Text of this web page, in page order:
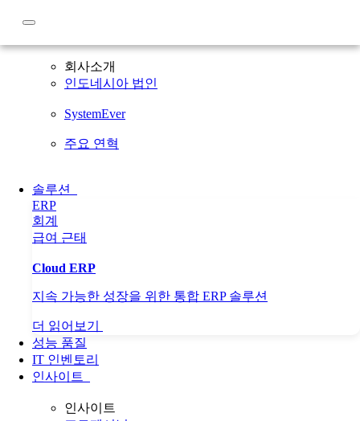
회사소개
인도네시아 법인
SystemEver
주요 연혁
솔루션
ERP
회계
급여 근태
Cloud ERP
지속 가능한 성장을 위한 통합 ERP 솔루션
더 읽어보기
성능 품질
IT 인벤토리
인사이트
인사이트
홈페이지 인사이트
일반